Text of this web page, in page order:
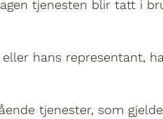
tjenesten blir tatt i
hans representant,
tjenester, som